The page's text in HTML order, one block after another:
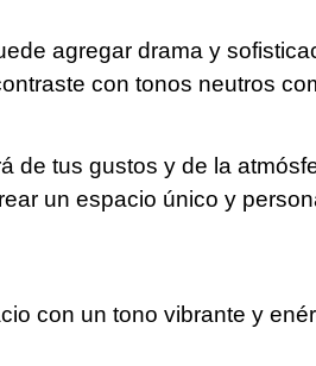
agregar drama y
con tonos neutros
de tus gustos y de la
un espacio único y
con un tono vibrante y